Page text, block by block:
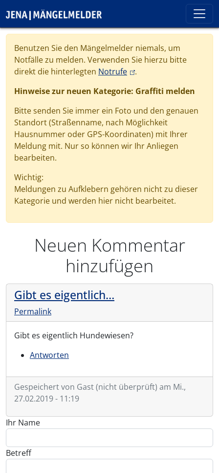
Benutzen Sie den Mängelmelder niemals, um
Notfälle zu melden. Verwenden Sie hierzu bitte
direkt die hinterlegten Notrufe(link is external)
.
Hinweise zur neuen Kategorie: Graffiti melden
Bitte senden Sie immer ein Foto und den genauen
Standort (Straßenname, nach Möglichkeit
Hausnummer oder GPS-Koordinaten) mit Ihrer
Meldung mit. Nur so können wir Ihr Anliegen
bearbeiten.
Wichtig:
Meldungen zu Aufklebern gehören nicht zu dieser
Kategorie und werden hier nicht bearbeitet.
Neuen Kommentar
hinzufügen
Gibt es eigentlich…
Permalink
Gibt es eigentlich Hundewiesen?
Antworten
Gespeichert von Gast (nicht überprüft) am Mi.,
27.02.2019 - 11:19
Ihr Name
Betreff